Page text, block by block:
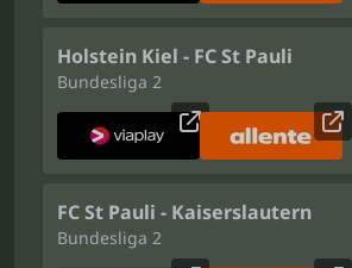
Holstein Kiel - FC St Pauli
Bundesliga 2
FC St Pauli - Kaiserslautern
Bundesliga 2